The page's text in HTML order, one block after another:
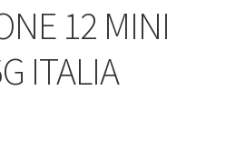
12 MINI
ITALIA